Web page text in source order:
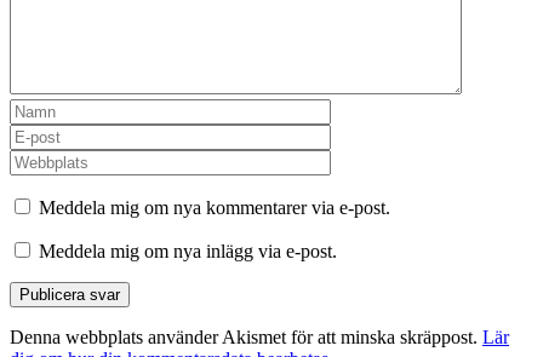
Meddela mig om nya kommentarer via e-post.
Meddela mig om nya inlägg via e-post.
Denna webbplats använder Akismet för att minska skräppost. Lär